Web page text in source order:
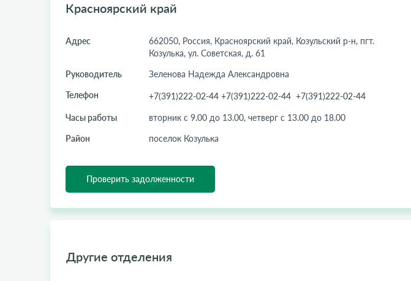
Красноярский край
Адрес
662050, Россия, Красноярский край, Козульский р-н, пгт.
Козулька, ул. Советская, д. 61
Руководитель
Зеленова Надежда Александровна
Телефон
+7(391)222-02-44 +7(391)222-02-44 +7(391)222-02-44
Часы работы
вторник с 9.00 до 13.00, четверг с 13.00 до 18.00
Район
поселок Козулька
Проверить задолженности
Другие отделения